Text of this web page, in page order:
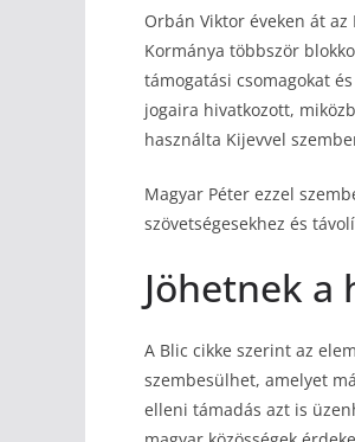
Orbán Viktor éveken át
Kormánya többször
támogatási csomagokat
jogaira hivatkozott,
használta Kijevvel
Magyar Péter ezzel
szövetségesekhez és
Jöhetnek
A Blic cikke szerint az
szembesülhet, amelyet
elleni támadás azt is